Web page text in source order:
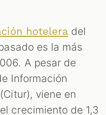
hotelera del
es la más
A pesar de
Información
viene en
crecimiento de 1,3